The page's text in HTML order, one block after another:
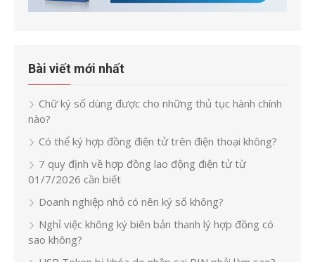
Bài viết mới nhất
Chữ ký số dùng được cho những thủ tục hành chính
nào?
Có thể ký hợp đồng điện tử trên điện thoại không?
7 quy định về hợp đồng lao động điện tử từ
01/7/2026 cần biết
Doanh nghiệp nhỏ có nên ký số không?
Nghỉ việc không ký biên bản thanh lý hợp đồng có
sao không?